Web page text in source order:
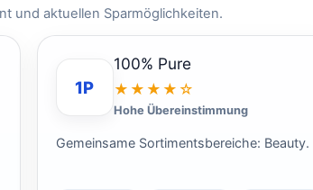
und aktuellen Sparmöglichkeiten.
1P
100% Pure
★★★★☆
Hohe Übereinstimmung
Gemeinsame Sortimentsbereiche: Beauty.